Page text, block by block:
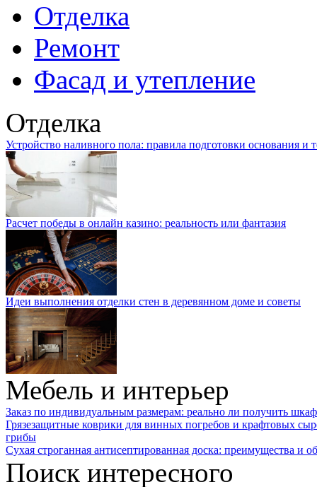
Отделка
Ремонт
Фасад и утепление
Отделка
Устройство наливного пола: правила подготовки основания и
Расчет победы в онлайн казино: реальность или фантазия
Идеи выполнения отделки стен в деревянном доме и советы
Мебель и интерьер
Заказ по индивидуальным размерам: реально ли получить
Грязезащитные коврики для винных погребов и крафтовых
грибы
Сухая строганная антисептированная доска: преимущества и
Поиск интересного